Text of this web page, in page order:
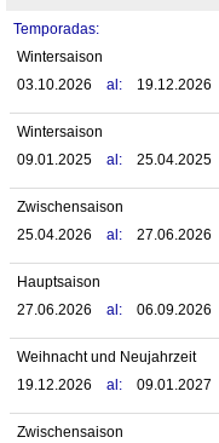
Temporadas:
Wintersaison
03.10.2026
al: 19.12.2026
Wintersaison
09.01.2025
al: 25.04.2025
Zwischensaison
25.04.2026
al: 27.06.2026
Hauptsaison
27.06.2026
al: 06.09.2026
Weihnacht und Neujahrzeit
19.12.2026
al: 09.01.2027
Zwischensaison